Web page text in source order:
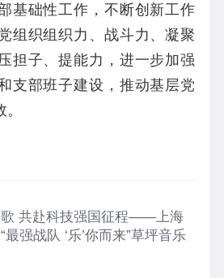
基础性工作，不断创新工作
组织组织力、战斗力、凝聚
担子、提能力，进一步加强
支部班子建设，推动基层党
歌 共赴科技强国征程——上海
强战队 ‘乐’你而来”草坪音乐